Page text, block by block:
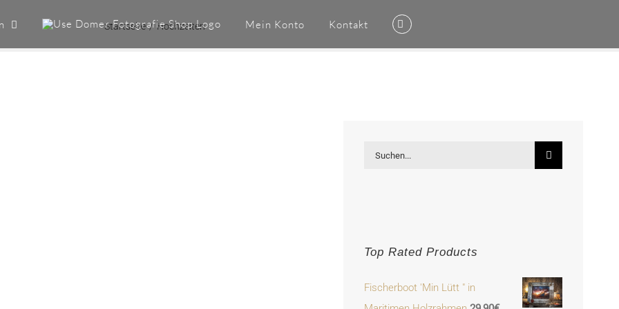
Mein Konto Kontakt
Startseite Hochzeiten
Suche
Top Rated Products
Fischerboot 'Min Lütt " in